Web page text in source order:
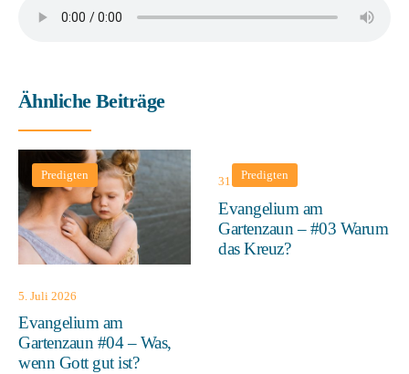
Ähnliche Beiträge
Predigten
5. Juli 2026
Evangelium am
Gartenzaun #04 – Was,
wenn Gott gut ist?
Predigten
31. Mai 2026
Evangelium am
Gartenzaun – #03 Warum
das Kreuz?